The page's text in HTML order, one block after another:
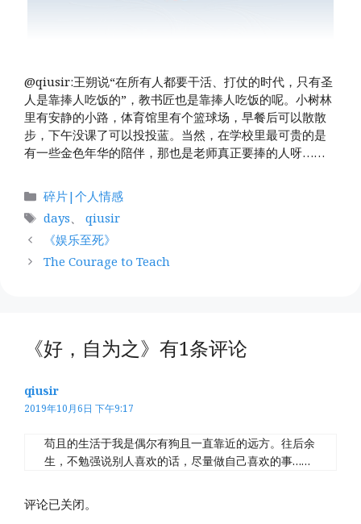
@qiusir:王朔说“在所有人都要干活、打仗的时代，只有圣
人是靠捧人吃饭的”，教书匠也是靠捧人吃饭的呢。小树林
里有安静的小路，体育馆里有个篮球场，早餐后可以散散
步，下午没课了可以投投蓝。当然，在学校里最可贵的是
有一些金色年华的陪伴，那也是老师真正要捧的人呀…… ​​​
分
类
碎片|个人情感
标
签
days
qiusir
《娱乐至死》
The Courage to Teach
《好，自为之》有1条评论
qiusir
2019年10月6日 下午9:17
苟且的生活于我是偶尔有狗且一直靠近的远方。往后余
生，不勉强说别人喜欢的话，尽量做自己喜欢的事…… ​​
评论已关闭。